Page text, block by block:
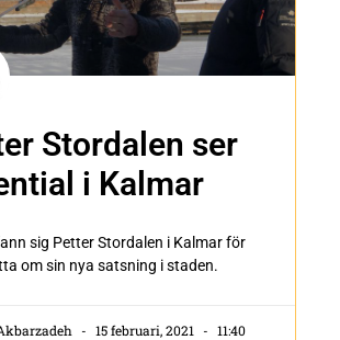
Stordalen ser
i Kalmar
sig Petter Stordalen i Kalmar för
om sin nya satsning i staden.
15 februari, 2021 11:40